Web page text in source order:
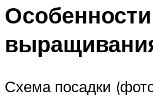
Особенности
Схема посадки